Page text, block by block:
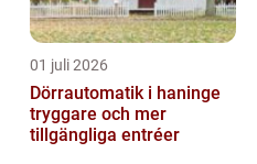
01 juli 2026
Dörrautomatik i haninge
tryggare och mer
tillgängliga entréer